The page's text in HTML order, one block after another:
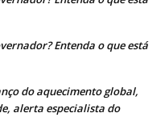
Entenda o que está
do aquecimento global,
alerta especialista do